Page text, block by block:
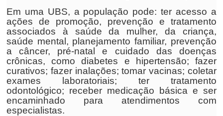
Em uma UBS, a população pode: ter acesso a
ações de promoção, prevenção e tratamento
associados à saúde da mulher, da criança,
saúde mental, planejamento familiar, prevenção
a câncer, pré-natal e cuidado das doenças
crônicas, como diabetes e hipertensão; fazer
curativos; fazer inalações; tomar vacinas; coletar
exames laboratoriais; ter tratamento
odontológico; receber medicação básica e ser
encaminhado para atendimentos com
especialistas.